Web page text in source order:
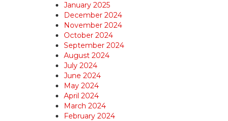
January 2025
December 2024
November 2024
October 2024
September 2024
August 2024
July 2024
June 2024
May 2024
April 2024
March 2024
February 2024